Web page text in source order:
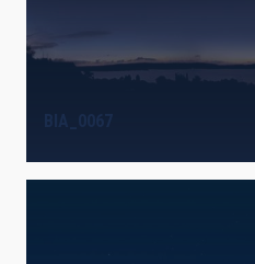
BIA_0067